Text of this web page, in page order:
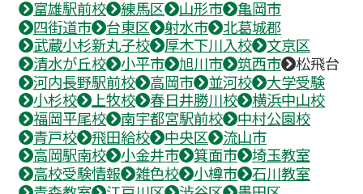
富雄駅前校
練馬区 山形市
亀岡市
四街道市
台東区 射水市
北葛城郡
武蔵小杉新丸子校
厚木下川入校
文京区
清水が丘校
小平市 旭川市 筑西市
松飛台
河内長野駅前校
高岡市 並河校
大学受験
小杉校
上牧校 春日井勝川校
横浜中山校
福岡平尾校
南宇都宮駅前校
中村公園校
青戸校
飛田給校 中央区
流山市
高岡駅南校
小金井市 箕面市
埼玉教室
高校受験情報
雑色校 小樽市
石川教室